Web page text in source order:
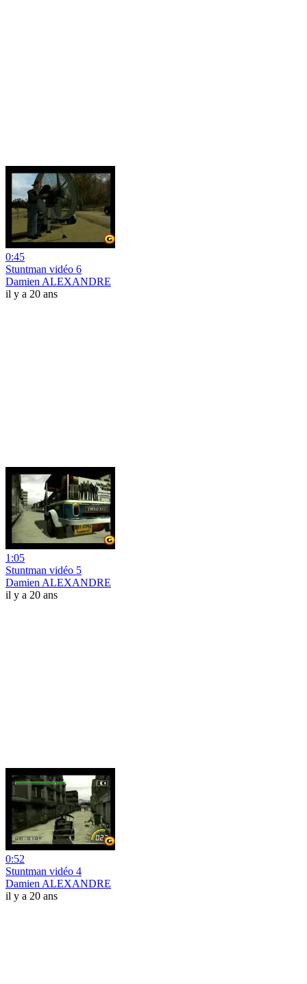
0:45
Stuntman vidéo 6
Damien ALEXANDRE
il y a 20 ans
1:05
Stuntman vidéo 5
Damien ALEXANDRE
il y a 20 ans
0:52
Stuntman vidéo 4
Damien ALEXANDRE
il y a 20 ans